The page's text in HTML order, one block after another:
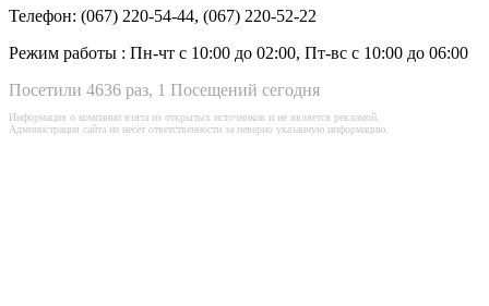
Телефон: (067) 220-54-44, (067) 220-52-22
Режим работы : Пн-чт с 10:00 до 02:00, Пт-вс с 10:00 до 06:00
Посетили 4636 раз, 1 Посещений сегодня
Информация о компании взята из открытых источников и не является рекламой.
Администрация сайта не несёт ответственности за неверно указанную информацию.